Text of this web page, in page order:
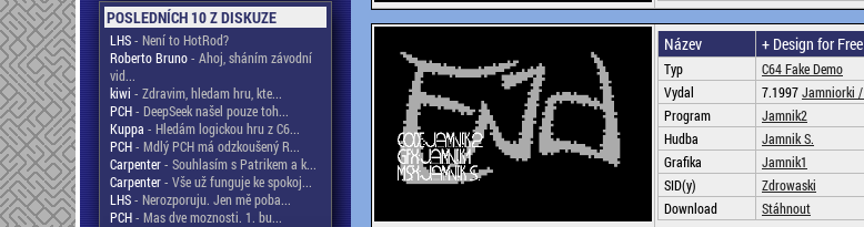
POSLEDNÍCH 10 Z DISKUZE
LHS- Není to HotRod?
Roberto Bruno- Ahoj, sháním závodní
vid...
kiwi - Zdravim, hledam hru, kte...
PCH- DeepSeek našel pouze toh...
Kuppa - Hledám logickou hru z C6...
PCH- Mdlý PCH má odzkoušený R...
Carpenter- Souhlasím s Patrikem a k...
Carpenter- Vše už funguje ke spokoj...
LHS- Nerozporuju. Jen mě poba...
PCH- Mas dve moznosti. 1. bu...
Název + Design for Free
Typ
C64 Fake Demo
Vydal
7.1997Jamniorki /
Program
Jamnik2
Hudba
Jamnik S.
Grafika
Jamnik1
SID(y)
Zdrowaski
Download
Stáhnout